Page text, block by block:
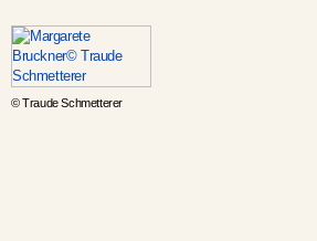
© Traude Schmetterer